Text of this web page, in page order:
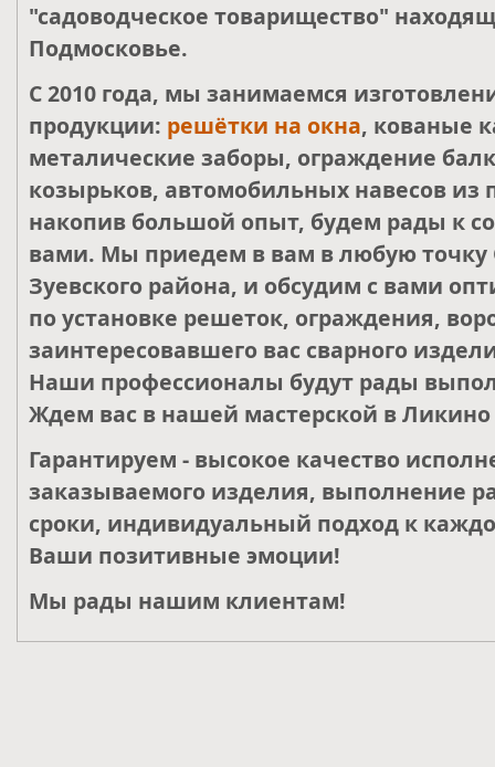
"садоводческое товарищество"
Подмосковье.
С 2010 года, мы занимаемся
продукции: решётки на окна, кованые
металические заборы, ограждение
козырьков, автомобильных навесов из
накопив большой опыт, будем рады к
вами. Мы приедем в вам в любую точку
Зуевского района, и обсудим с вами
по установке решеток, ограждения,
заинтересовавшего вас сварного
Наши профессионалы будут рады
Ждем вас в нашей мастерской в Ликино
Гарантируем - высокое качество
заказываемого изделия, выполнение
сроки, индивидуальный подход к
Ваши позитивные эмоции!
Мы рады нашим клиентам!